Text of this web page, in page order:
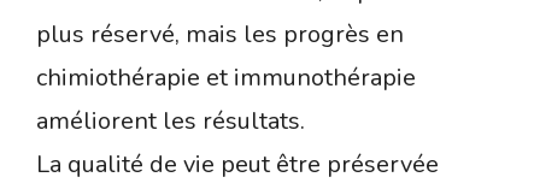
plus réservé, mais les progrès en
chimiothérapie et immunothérapie
améliorent les résultats.
La qualité de vie peut être préservée